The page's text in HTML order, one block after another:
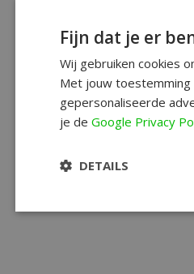
Fijn dat je er
Wij gebruiken cookies
Met jouw toestemming
gepersonaliseerde
je de Google Privacy
DETAILS